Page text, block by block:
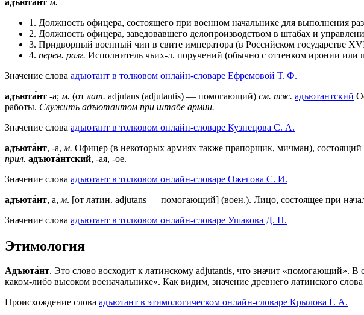
1. Должность офицера, состоящего при военном начальнике для выполнения
2. Должность офицера, заведовавшего делопроизводством в штабах и
3. Придворный военный чин в свите императора (в Российском государстве
4. перен. разг. Исполнитель чьих-л. поручений (обычно с оттенком иронии или
Значение слова адъютант в толковом онлайн-словаре Ефремовой Т. Ф.
адъюта́нт -а; м. (от лат. adjutans (adjutantis) — помогающий) см. тж. адъютантский
работы. Служить адъютантом при штабе армии.
Значение слова адъютант в толковом онлайн-словаре Кузнецова С. А.
адъюта́нт, -а, м. Офицер (в некоторых армиях также прапорщик, мичман),
прил. адъюта́нтский, -ая, -ое.
Значение слова адъютант в толковом онлайн-словаре Ожегова C. И.
адъюта́нт, а, м. [от латин. adjutans — помогающий] (воен.). Лицо, состоящее при
Значение слова адъютант в толковом онлайн-словаре Ушакова Д. Н.
Этимология
Адъюта́нт. Это слово восходит к латинскому adjutantis, что значит «помогающий».
каком-либо высоком военачальнике». Как видим, значение древнего латинского
Происхождение слова адъютант в этимологическом онлайн-словаре Крылова Г. А.